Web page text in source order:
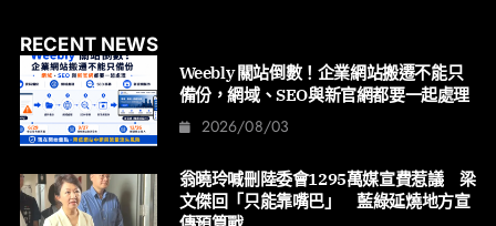
RECENT NEWS
Weebly 關站倒數！企業網站搬遷不能只
備份，網域、SEO與新官網都要一起處理
2026/08/03
翁曉玲喊刪陸委會1295萬媒宣費惹議 梁
文傑回「只能靠嘴巴」 藍綠延燒地方宣